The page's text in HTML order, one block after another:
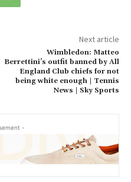
Next article
Wimbledon: Matteo
Berrettini’s outfit banned by All
England Club chiefs for not
being white enough | Tennis
News | Sky Sports
-